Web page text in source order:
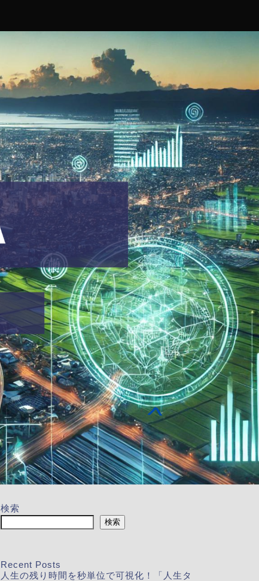
検索
検索
Recent Posts
人生の残り時間を秒単位で可視化！「人生タ